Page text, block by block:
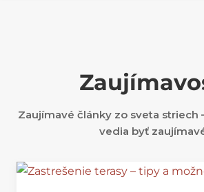
Zaujímavé články zo sveta striech
vedia byť